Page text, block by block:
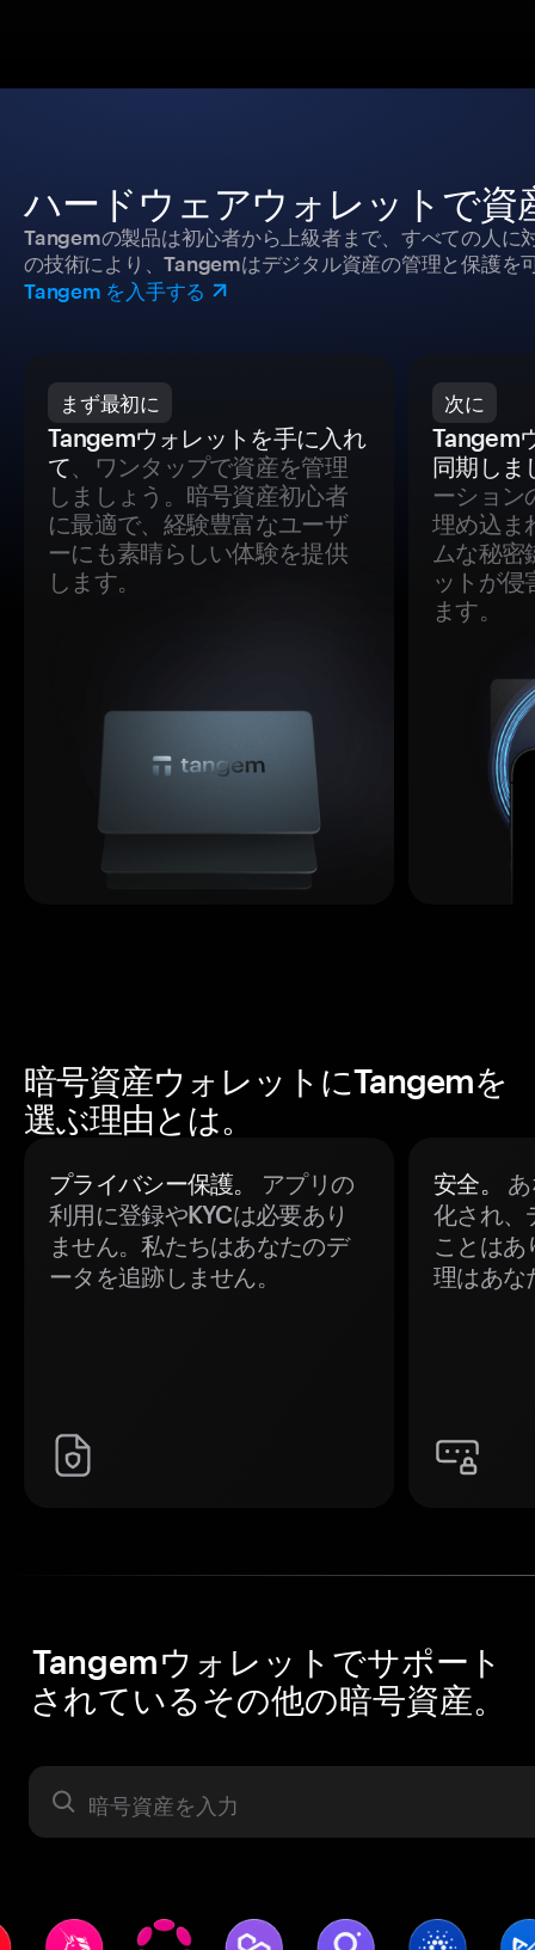
ハードウェアウォレットで資
Tangemの製品は初心者から上級者まで、すべての人に
の技術により、Tangemはデジタル資産の管理と保護を
Tangem を入手する
まず最初に
Tangemウォレットを手に入れ
て、ワンタップで資産を管理
しましょう。暗号資産初心者
に最適で、経験豊富なユーザ
ーにも素晴らしい体験を提供
します。
次に
Tangem
同期しま
ーション
埋め込ま
ムな秘密
ットが侵
ます。
暗号資産ウォレットにTangemを
選ぶ理由とは。
プライバシー保護。
アプリの
利用に登録やKYCは必要あり
ません。私たちはあなたのデ
ータを追跡しません。
安全。
化され、
ことはあ
理はあな
Tangemウォレットでサポート
されているその他の暗号資産。
暗号資産